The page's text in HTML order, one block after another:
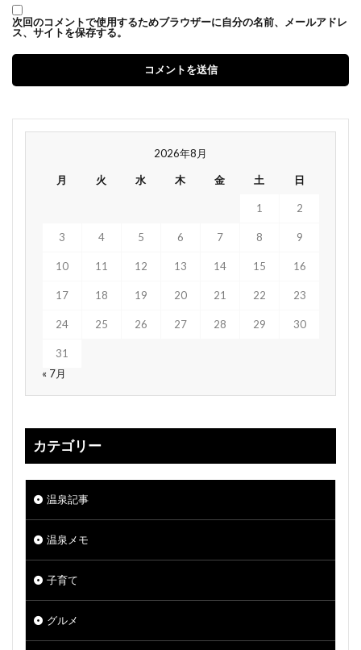
次回のコメントで使用するためブラウザーに自分の名前、メールアドレ
ス、サイトを保存する。
2026年8月
月 火 水 木 金 土 日
1 2
3 4 5 6 7 8 9
10 11 12 13 14 15 16
17 18 19 20 21 22 23
24 25 26 27 28 29 30
31
« 7月
カテゴリー
温泉記事
温泉メモ
子育て
グルメ